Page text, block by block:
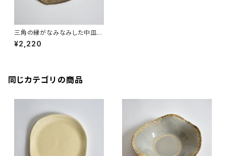
三角の縁がなみなみした中皿
(茶/グレー)
¥2,220
同じカテゴリの商品